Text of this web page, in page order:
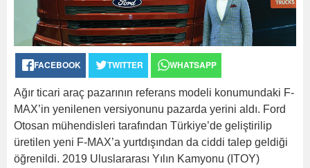
FACEBOOK TWITTER WHATSAPP
Ağır ticari araç pazarının referans modeli konumundaki F-
MAX’in yenilenen versiyonunu pazarda yerini aldı. Ford
Otosan mühendisleri tarafından Türkiye’de geliştirilip
üretilen yeni F-MAX’a yurtdışından da ciddi talep geldiği
öğrenildi. 2019 Uluslararası Yılın Kamyonu (ITOY)